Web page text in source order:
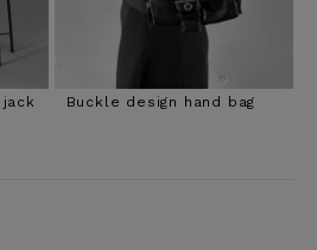
Buckle design hand bag